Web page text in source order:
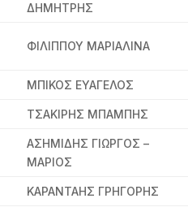
ΔΗΜΗΤΡΗΣ
ΦΙΛΙΠΠΟΥ ΜΑΡΙΑΛΙΝΑ
ΜΠΙΚΟΣ ΕΥΑΓΕΛΟΣ
ΤΣΑΚΙΡΗΣ ΜΠΑΜΠΗΣ
ΑΣΗΜΙΔΗΣ ΓΙΩΡΓΟΣ –
ΜΑΡΙΟΣ
ΚΑΡΑΝΤΑΗΣ ΓΡΗΓΟΡΗΣ